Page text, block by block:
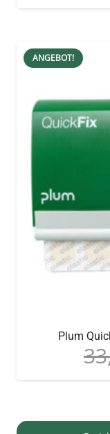
ANGEBOT!
Plum